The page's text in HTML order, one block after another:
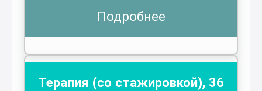
Подробнее
Терапия (со стажировкой), 36